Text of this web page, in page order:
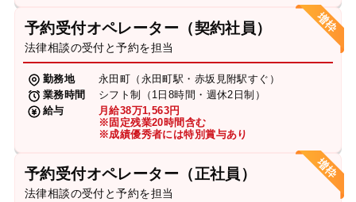
予約受付オペレーター（契約社員）
法律相談の受付と予約を担当
勤務地
永田町（永田町駅・赤坂見附駅すぐ）
業務時間
シフト制（1日8時間・週休2日制）
給与
月給38万1,563円
※固定残業20時間含む
※成績優秀者には特別賞与あり
予約受付オペレーター（正社員）
法律相談の受付と予約を担当